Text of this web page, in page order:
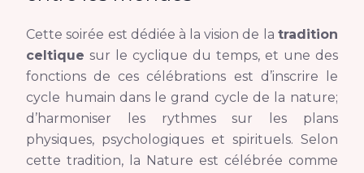
Cette soirée est dédiée à la vision de la tradition
celtique sur le cyclique du temps, et une des
fonctions de ces célébrations est d’inscrire le
cycle humain dans le grand cycle de la nature;
d’harmoniser les rythmes sur les plans
physiques, psychologiques et spirituels. Selon
cette tradition, la Nature est célébrée comme